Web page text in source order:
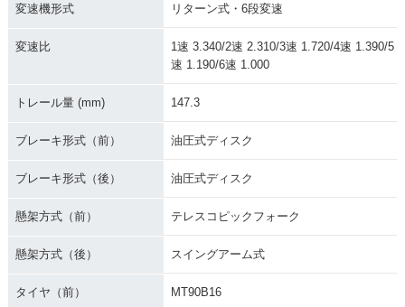
tage Softail Classi
c
tage Softail Classi
1991年 FLSTC Heri
tage Softail Classi
1990年 FLSTC Heri
tage Softail Classi
変速機形式 リターン式・6段変速
変速比
1速 3.340/2速 2.310/3速 1.720/4速 1.390/5
速 1.190/6速 1.000
トレール量 (mm) 147.3
ブレーキ形式（前） 油圧式ディスク
ブレーキ形式（後） 油圧式ディスク
懸架方式（前） テレスコピックフォーク
懸架方式（後） スイングアーム式
タイヤ（前） MT90B16